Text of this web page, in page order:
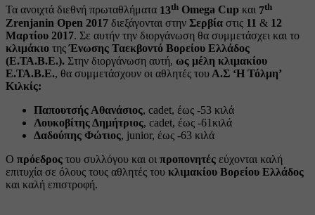
Τα ανοιχτά διεθνή πρωταθλήματα 13th Omega Cup και 7th
Zrenjanin Open 2017 διεξάγονται στην Σερβία στις 11 & 12
Μαρτίου 2017. Σε αυτήν την διοργάνωση θα συμμετάσχει και το
κλιμάκιο τηςΈνωσης Ταεκβοντό Βορείου Ελλάδος
(Ε.ΤΑ.Β.Ε.). Στην διοργάνωση αυτή, ως μέλη κλιμακίου
Ε.ΤΑ.Β.Ε., θα συμμετάσχουν οι αθλητές του Α.Σ ‘Η Τόλμη’
Κιλκίς:
Παπουτσής Αθανάσιος, cadet, έως -53 κιλά
Λουκοβίτης Δημήτριος, cadet, έως -61κιλά
Δαδούπης Φώτιος, junior, έως -63 κιλά
Ο πρόεδρος του συλλόγου και οι προπονητές εύχονται καλή
επιτυχία σε όλους τους αθλητές του κλιμακίου Βορείου Ελλάδος
και καλή επιστροφή.